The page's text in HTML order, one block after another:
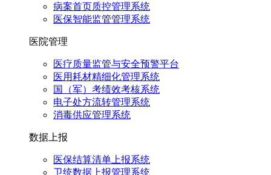
病案首页质控管理系统
医保智能监管管理系统
医院管理
医疗质量监管与安全预警平台
医用耗材精细化管理系统
国（军）考绩效考核系统
电子处方流转管理系统
消毒供应管理系统
数据上报
医保结算清单上报系统
卫统数据上报管理系统